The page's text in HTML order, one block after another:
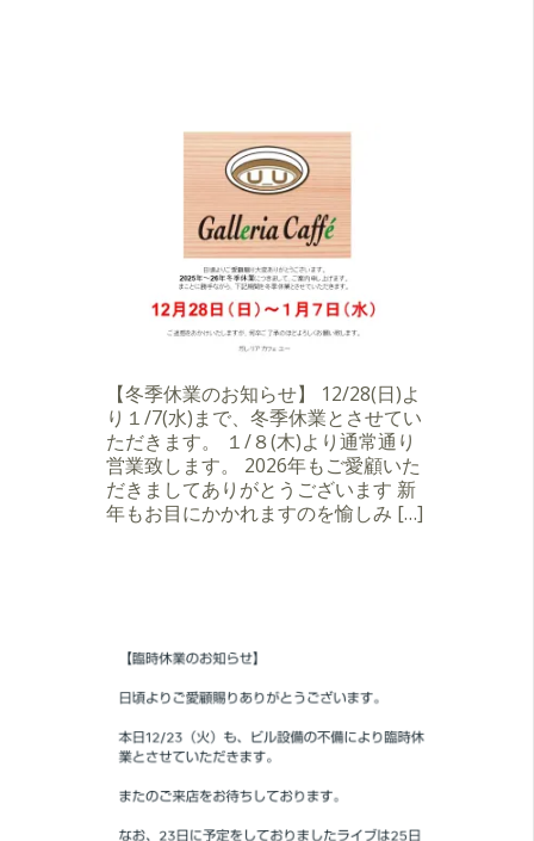
【冬季休業のお知らせ】 12/28(日)よ
り１/7(水)まで、冬季休業とさせてい
ただきます。 １/８(木)より通常通り
営業致します。 2026年もご愛顧いた
だきましてありがとうございます 新
年もお目にかかれますのを愉しみ […]